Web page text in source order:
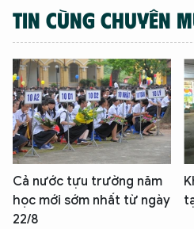
TIN CÙNG CHUYÊN
Cả nước tựu trường năm
học mới sớm nhất từ ngày
22/8
TÔI LÀ
Hãy hỏi tôi bất kỳ điều
An Ninh Thủ Đô nhé.